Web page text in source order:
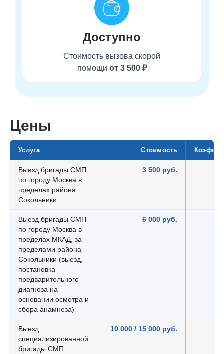
Доступно
Стоимость вызова скорой
помощи от 3 500 ₽
Цены
Услуга Стоимость
Выезд бригады СМП
по городу Москва в
пределах района
Сокольники
3 500 руб.
Выезд бригады СМП
по городу Москва в
пределах МКАД, за
пределами района
Сокольники (выезд,
постановка
предварительного
диагноза на
основании осмотра и
сбора анамнеза)
6 000 руб.
Выезд
специализированной
бригады СМП:
10 000 / 15 000 руб.